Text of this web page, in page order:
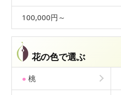
100,000円～
花の色で選ぶ
● 桃